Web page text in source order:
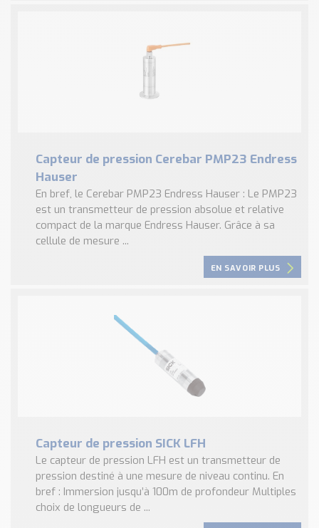
Capteur de pression Cerebar PMP23 Endress
Hauser
En bref, le Cerebar PMP23 Endress Hauser : Le PMP23
est un transmetteur de pression absolue et relative
compact de la marque Endress Hauser. Grâce à sa
cellule de mesure ...
EN SAVOIR PLUS
Capteur de pression SICK LFH
Le capteur de pression LFH est un transmetteur de
pression destiné à une mesure de niveau continu. En
bref : Immersion jusqu’à 100m de profondeur Multiples
choix de longueurs de ...